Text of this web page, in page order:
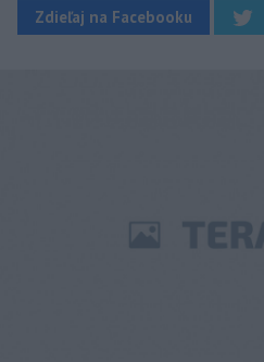
Zdieľaj na Facebooku